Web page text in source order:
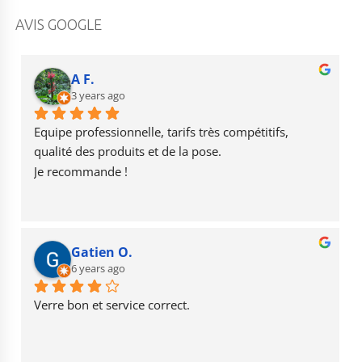
c
b
o
o
k
a
r
a
m
b
e
AVIS GOOGLE
A F.
3 years ago
Equipe professionnelle, tarifs très compétitifs,
qualité des produits et de la pose.
Je recommande !
Gatien O.
6 years ago
Verre bon et service correct.